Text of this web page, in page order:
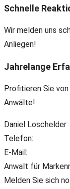
Schnelle
Wir melden uns
Anliegen!
Jahrelange
Profitieren Sie von
Anwälte!
Daniel Loschelder
Telefon:
E-Mail:
Anwalt für
Melden Sie sich